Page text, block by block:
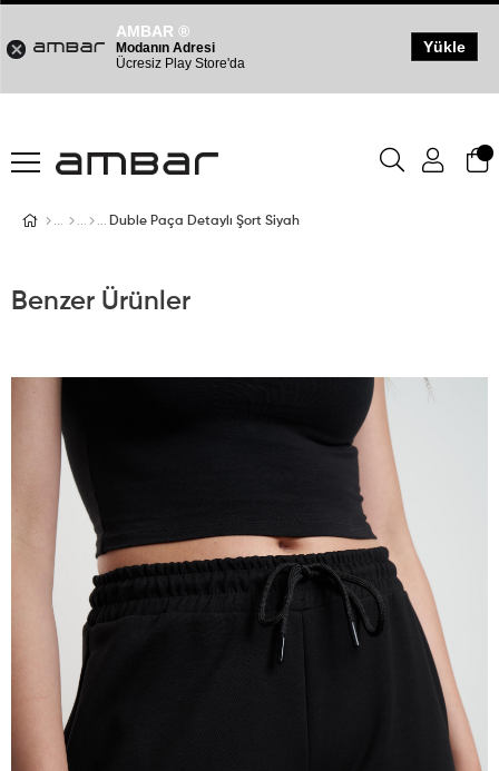
Duble Paça Detaylı Şort Siyah
Benzer Ürünler
AMBAR ®
Modanın Adresi
Ücresiz Play Store'da
Yükle